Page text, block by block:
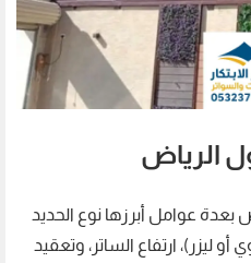
الرياض
بعدة عوامل أبرزها نوع الحديد
ليزر)، ارتفاع الساتر، وتعقيد